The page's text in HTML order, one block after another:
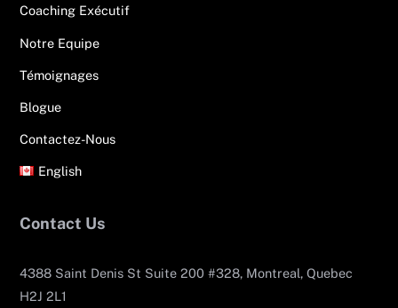
Coaching Exécutif
Notre Equipe
Témoignages
Blogue
Contactez-Nous
English
Contact Us
4388 Saint Denis St Suite 200 #328, Montreal, Quebec
H2J 2L1